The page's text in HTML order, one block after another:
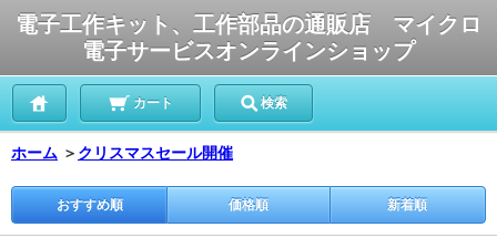
電子工作キット、工作部品の通販店 マイクロ
電子サービスオンラインショップ
カート 検索
ホーム ＞ クリスマスセール開催
おすすめ順 価格順 新着順